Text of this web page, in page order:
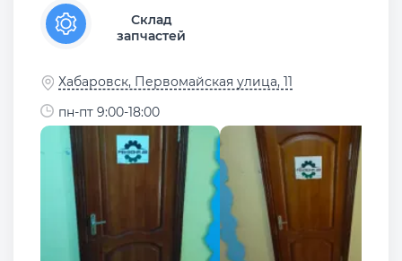
Склад
запчастей
Хабаровск, Первомайская улица, 11
пн-пт 9:00-18:00